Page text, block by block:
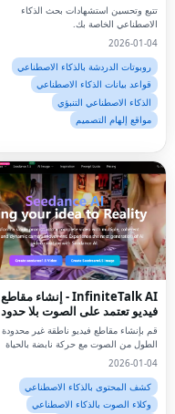
تتبع وتحسين استشهادات بحث الذكاء
الاصطناعي الخاصة بك.
2026-01-04
روبوتات الدردشة بالذكاء الاصطناعي
قواعد بيانات الذكاء الاصطناعي
الذكاء الاصطناعي التنبؤي
مواقع إلهام التصميم
InfiniteTalk AI - إنشاء مقاطع
فيديو تعتمد على الصوت بلا حدود
قم بإنشاء مقاطع فيديو ناطقة غير محدودة
الطول من الصوت مع حركة نابضة بالحياة
لكامل الجسم والحفاظ على الهوية
2026-01-04
كشف المحتوى بالذكاء الاصطناعي
وكلاء الصوت بالذكاء الاصطناعي